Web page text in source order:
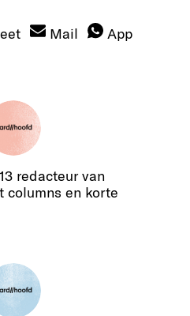
Mail App
redacteur van
en korte